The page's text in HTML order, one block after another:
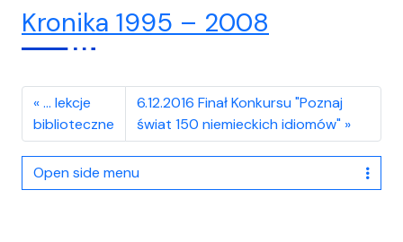
Kronika 1995 – 2008
… lekcje
biblioteczne
6.12.2016 Finał Konkursu "Poznaj
świat 150 niemieckich idiomów"
Open side menu